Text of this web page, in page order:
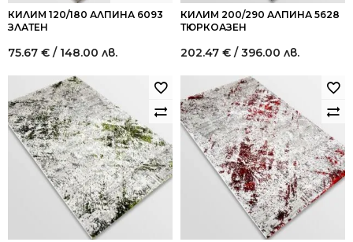
КИЛИМ 120/180 АЛПИНА 6093
ЗЛАТЕН
75.67 € / 148.00 лв.
КИЛИМ 200/290 АЛПИНА 5628
ТЮРКОАЗЕН
202.47 € / 396.00 лв.